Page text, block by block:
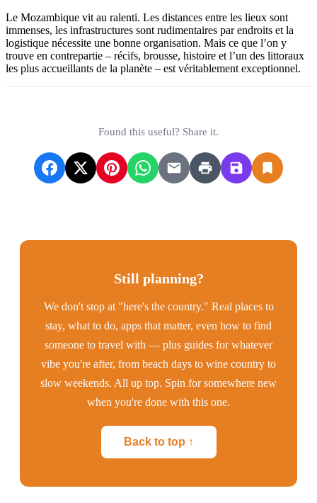
Le Mozambique vit au ralenti. Les distances entre les lieux sont
immenses, les infrastructures sont rudimentaires par endroits et la
logistique nécessite une bonne organisation. Mais ce que l’on y
trouve en contrepartie – récifs, brousse, histoire et l’un des littoraux
les plus accueillants de la planète – est véritablement exceptionnel.
Found this useful? Share it.
Still planning?
We don't stop at "here's the country." Real places to
stay, what to do, apps that matter, even how to find
someone to travel with — plus guides for whatever
vibe you're after, from beach days to wine country to
slow weekends. All up top. Spin for somewhere new
when you're done with this one.
Back to top ↑